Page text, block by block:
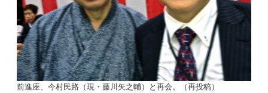
前進座、今村民路（現・藤川矢之輔）と再会。（再投稿）